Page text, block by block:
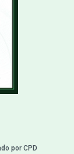
por CPD